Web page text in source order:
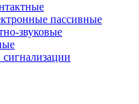
пассивные
звуковые